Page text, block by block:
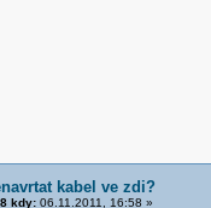
kabel ve zdi?
kdy:06.11.2011, 16:58 »